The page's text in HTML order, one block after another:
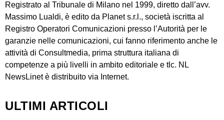
Registrato al Tribunale di Milano nel 1999, diretto dall’avv.
Massimo Lualdi, è edito da Planet s.r.l., società iscritta al
Registro Operatori Comunicazioni presso l’Autorità per le
garanzie nelle comunicazioni, cui fanno riferimento anche le
attività di Consultmedia, prima struttura italiana di
competenze a più livelli in ambito editoriale e tlc. NL
NewsLinet è distribuito via Internet.
ULTIMI ARTICOLI